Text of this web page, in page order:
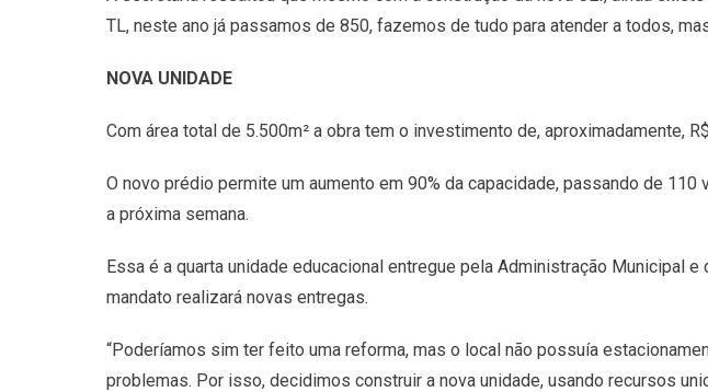
TL, neste ano já passamos de 850, fazemos de tudo para atender a todos,
NOVA UNIDADE
Com área total de 5.500m² a obra tem o investimento de, aproximadamente,
O novo prédio permite um aumento em 90% da capacidade, passando de
a próxima semana.
Essa é a quarta unidade educacional entregue pela Administração Municipal
mandato realizará novas entregas.
“Poderíamos sim ter feito uma reforma, mas o local não possuía
problemas. Por isso, decidimos construir a nova unidade, usando recursos